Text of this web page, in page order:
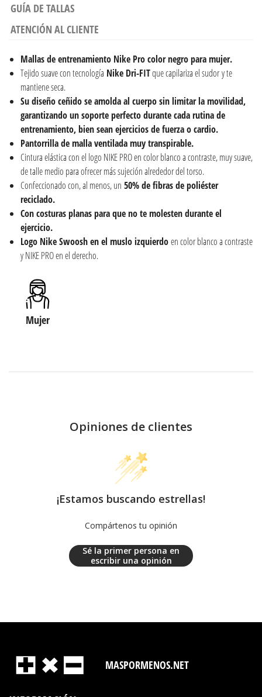
GUÍA DE TALLAS
ATENCIÓN AL CLIENTE
Mallas de entrenamiento Nike Pro color negro para mujer.
Tejido suave con tecnología Nike Dri-FITque capilariza el sudor y te
mantiene seca.
Su diseño ceñido se amolda al cuerpo sin limitar la movilidad,
garantizando un soporte perfecto durante cada rutina de
entrenamiento, bien sean ejercicios de fuerza o cardio.
Pantorrilla de malla ventilada muy transpirable.
Cintura elástica con el logo NIKE PRO en color blanco a contraste, muy suave,
de talle medio para ofrecer más sujeción alrededor del torso.
Confeccionado con, al menos, un 50% de fibras de poliéster
reciclado.
Con costuras planas para que no te molesten durante el
ejercicio.
Logo Nike Swoosh en el muslo izquierdoen color blanco a contraste
y NIKE PRO en el derecho.
Mujer
Opiniones de clientes
¡Estamos buscando estrellas!
Compártenos tu opinión
Sé la primer persona en
escribir una opinión
MASPORMENOS.NET